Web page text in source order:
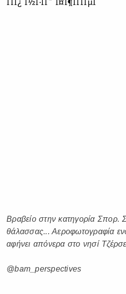
Βραβείο στην κατηγορία Σπορ.
θάλασσας... Αεροφωτογραφία
αφήνει απόνερα στο νησί
@bam_perspectives